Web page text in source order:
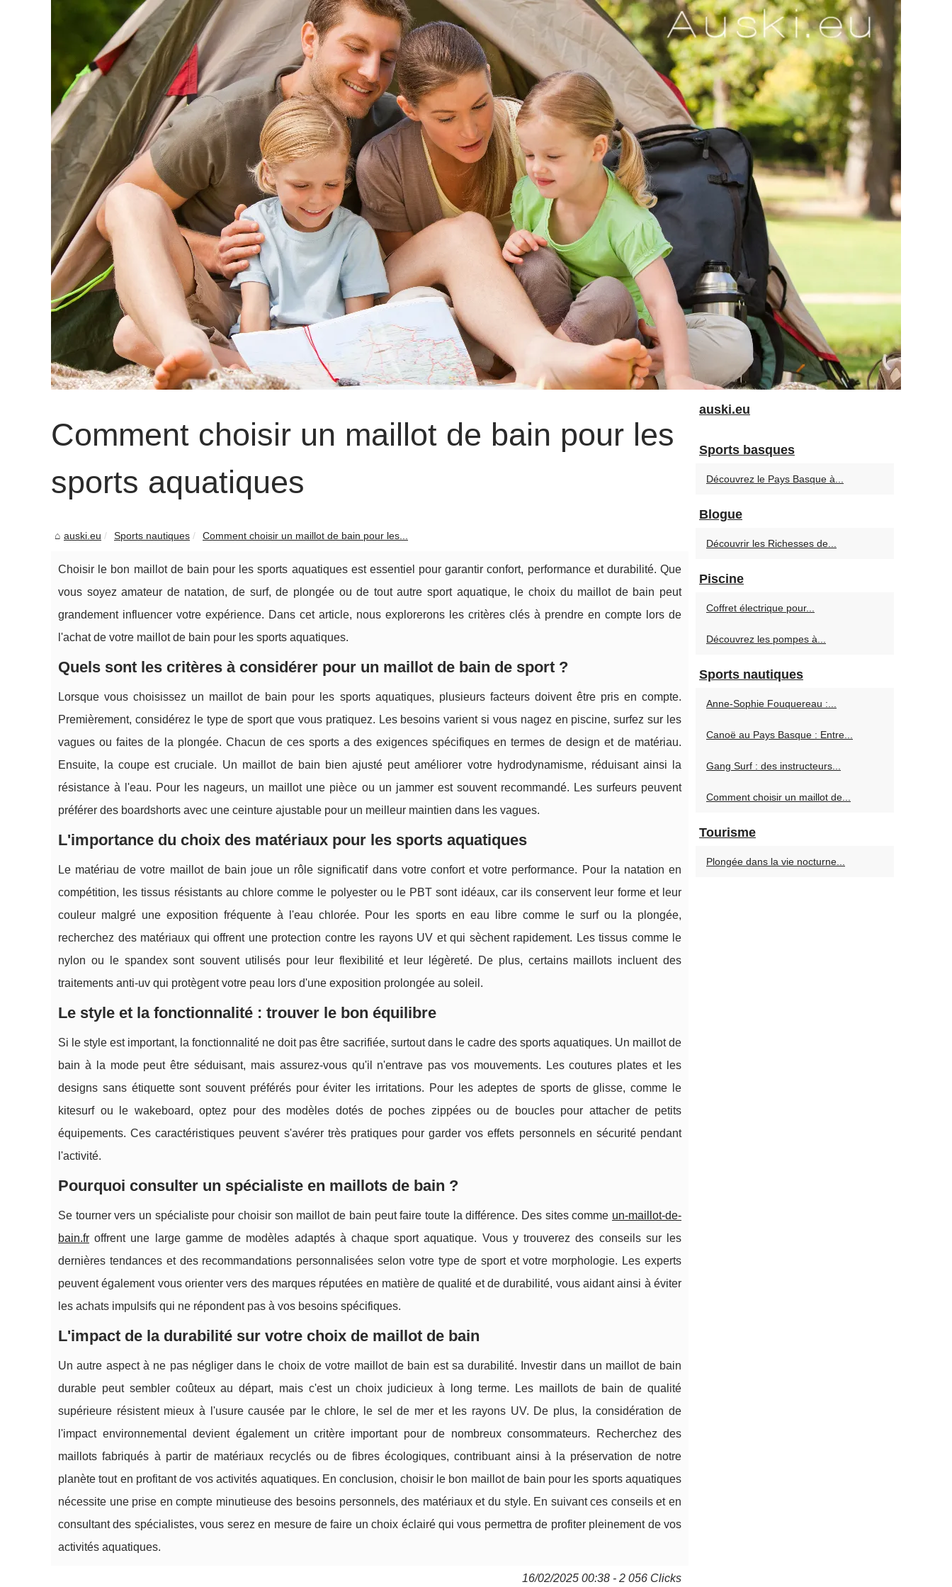
Comment choisir un maillot de bain pour les
sports aquatiques
auski.eu Sports nautiques Comment choisir un maillot de bain pour les...
Choisir le bon maillot de bain pour les sports aquatiques est essentiel pour garantir confort, performance et durabilité. Que
vous soyez amateur de natation, de surf, de plongée ou de tout autre sport aquatique, le choix du maillot de bain peut
grandement influencer votre expérience. Dans cet article, nous explorerons les critères clés à prendre en compte lors de
l'achat de votre maillot de bain pour les sports aquatiques.
Quels sont les critères à considérer pour un maillot de bain de sport ?
Lorsque vous choisissez un maillot de bain pour les sports aquatiques, plusieurs facteurs doivent être pris en compte.
Premièrement, considérez le type de sport que vous pratiquez. Les besoins varient si vous nagez en piscine, surfez sur les
vagues ou faites de la plongée. Chacun de ces sports a des exigences spécifiques en termes de design et de matériau.
Ensuite, la coupe est cruciale. Un maillot de bain bien ajusté peut améliorer votre hydrodynamisme, réduisant ainsi la
résistance à l'eau. Pour les nageurs, un maillot une pièce ou un jammer est souvent recommandé. Les surfeurs peuvent
préférer des boardshorts avec une ceinture ajustable pour un meilleur maintien dans les vagues.
L'importance du choix des matériaux pour les sports aquatiques
Le matériau de votre maillot de bain joue un rôle significatif dans votre confort et votre performance. Pour la natation en
compétition, les tissus résistants au chlore comme le polyester ou le PBT sont idéaux, car ils conservent leur forme et leur
couleur malgré une exposition fréquente à l'eau chlorée. Pour les sports en eau libre comme le surf ou la plongée,
recherchez des matériaux qui offrent une protection contre les rayons UV et qui sèchent rapidement. Les tissus comme le
nylon ou le spandex sont souvent utilisés pour leur flexibilité et leur légèreté. De plus, certains maillots incluent des
traitements anti-uv qui protègent votre peau lors d'une exposition prolongée au soleil.
Le style et la fonctionnalité : trouver le bon équilibre
Si le style est important, la fonctionnalité ne doit pas être sacrifiée, surtout dans le cadre des sports aquatiques. Un maillot de
bain à la mode peut être séduisant, mais assurez-vous qu'il n'entrave pas vos mouvements. Les coutures plates et les
designs sans étiquette sont souvent préférés pour éviter les irritations. Pour les adeptes de sports de glisse, comme le
kitesurf ou le wakeboard, optez pour des modèles dotés de poches zippées ou de boucles pour attacher de petits
équipements. Ces caractéristiques peuvent s'avérer très pratiques pour garder vos effets personnels en sécurité pendant
l'activité.
Pourquoi consulter un spécialiste en maillots de bain ?
Se tourner vers un spécialiste pour choisir son maillot de bain peut faire toute la différence. Des sites comme un-maillot-de-
bain.fr offrent une large gamme de modèles adaptés à chaque sport aquatique. Vous y trouverez des conseils sur les
dernières tendances et des recommandations personnalisées selon votre type de sport et votre morphologie. Les experts
peuvent également vous orienter vers des marques réputées en matière de qualité et de durabilité, vous aidant ainsi à éviter
les achats impulsifs qui ne répondent pas à vos besoins spécifiques.
L'impact de la durabilité sur votre choix de maillot de bain
Un autre aspect à ne pas négliger dans le choix de votre maillot de bain est sa durabilité. Investir dans un maillot de bain
durable peut sembler coûteux au départ, mais c'est un choix judicieux à long terme. Les maillots de bain de qualité
supérieure résistent mieux à l'usure causée par le chlore, le sel de mer et les rayons UV. De plus, la considération de
l'impact environnemental devient également un critère important pour de nombreux consommateurs. Recherchez des
maillots fabriqués à partir de matériaux recyclés ou de fibres écologiques, contribuant ainsi à la préservation de notre
planète tout en profitant de vos activités aquatiques. En conclusion, choisir le bon maillot de bain pour les sports aquatiques
nécessite une prise en compte minutieuse des besoins personnels, des matériaux et du style. En suivant ces conseils et en
consultant des spécialistes, vous serez en mesure de faire un choix éclairé qui vous permettra de profiter pleinement de vos
activités aquatiques.
16/02/2025 00:38 - 2 056 Clicks
auski.eu
Sports basques
Découvrez le Pays Basque à...
Blogue
Découvrir les Richesses de...
Piscine
Coffret électrique pour...
Découvrez les pompes à...
Sports nautiques
Anne-Sophie Fouquereau :...
Canoë au Pays Basque : Entre...
Gang Surf : des instructeurs...
Comment choisir un maillot de...
Tourisme
Plongée dans la vie nocturne...